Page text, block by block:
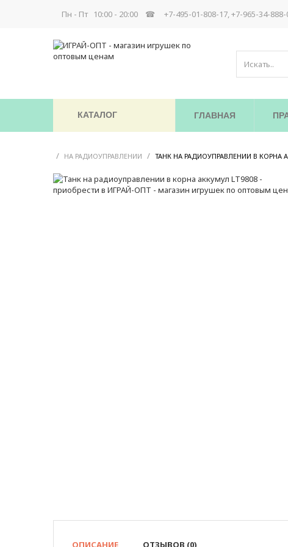
Пн - Пт 10:00 - 20:00 ☎ +7-495-01-808-17, +7-965-34-
КАТАЛОГ ГЛАВНАЯ
/ НА РАДИОУПРАВЛЕНИИ / ТАНК НА РАДИОУПРАВЛЕНИИ В КОРНА
ОПИСАНИЕ ОТЗЫВОВ (0)